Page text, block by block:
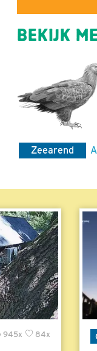
BEKIJK
Zeearend
84x
945x